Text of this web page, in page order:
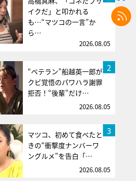
イクだ」と叩かれる
も…“マツコの一言”か
ら…
2026.08.05
2
“ベテラン”船越英一郎が
クビ覚悟のパワハラ謝罪
拒否！“後輩”だけ…
2026.08.05
3
マツコ、初めて食べたと
きの“衝撃度ナンバーワ
ングルメ”を告白「…
2026.08.05